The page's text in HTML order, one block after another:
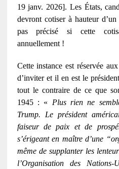
19 janv. 2026]. Les États,
devront cotiser à hauteur
pas précisé si cette
annuellement !
Cette instance est réservée
d’inviter et il en est le
tout le contraire de ce que
1945 : « Plus rien ne
Trump. Le président
faiseur de paix et de
s’érigeant en maître d’une
même de supplanter les
l’Organisation des